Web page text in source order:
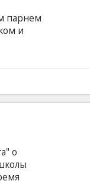
парнем
и
о